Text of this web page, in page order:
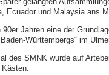
Ecuador und Malaysia ans
Jahren eine der
Württembergs“ im
des SMNK wurde auf